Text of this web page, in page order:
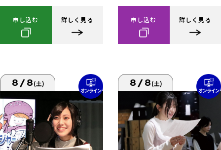
申し込む 詳しく見る 申し込む 詳しく見る
8/8(土) 8/8(土)